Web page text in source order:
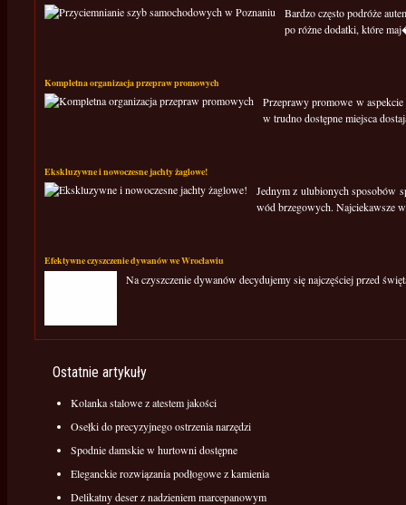
Bardzo często podróże
po różne dodatki, które
Kompletna organizacja przepraw promowych
Przeprawy promowe w
w trudno dostępne miejsca
Ekskluzywne i nowoczesne jachty żaglowe!
Jednym z ulubionych sposobów
wód brzegowych. Najciekawsze
Efektywne czyszczenie dywanów we Wrocławiu
Na czyszczenie dywanów decydujemy się najczęściej przed
Ostatnie artykuły
Kolanka stalowe z atestem jakości
Osełki do precyzyjnego ostrzenia narzędzi
Spodnie damskie w hurtowni dostępne
Eleganckie rozwiązania podłogowe z kamienia
Delikatny deser z nadzieniem marcepanowym